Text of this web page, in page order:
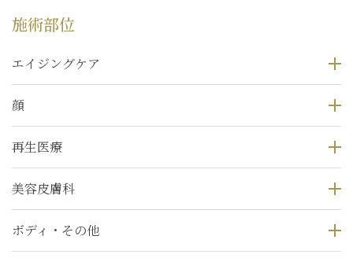
施術部位
エイジングケア
顔
再生医療
美容皮膚科
ボディ・その他